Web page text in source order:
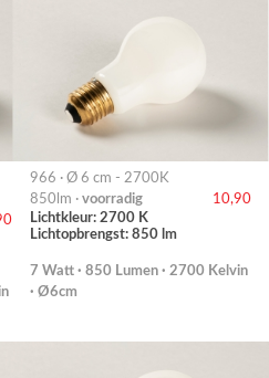
966 · Ø 6 cm - 2700K
850lm · voorradig
10,90
Lichtkleur: 2700 K
Lichtopbrengst: 850 lm
7 Watt · 850 Lumen · 2700 Kelvin
· Ø6cm